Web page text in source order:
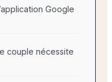
Google
couple nécessite